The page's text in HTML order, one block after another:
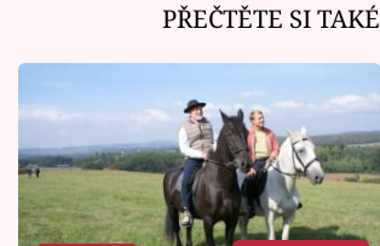
PŘEČTĚTE SI TAKÉ